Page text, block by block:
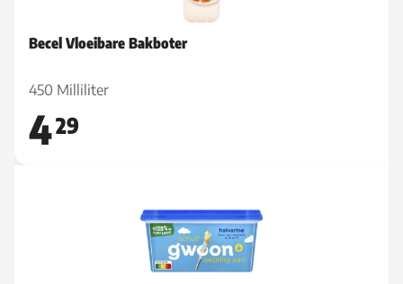
Becel Vloeibare Bakboter
450 Milliliter
429